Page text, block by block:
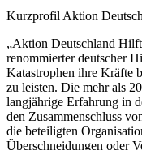
Kurzprofil Aktion
„Aktion Deutschland
renommierter deutscher
Katastrophen ihre Kräfte
zu leisten. Die mehr als
langjährige Erfahrung in
den Zusammenschluss
die beteiligten
Überschneidungen oder